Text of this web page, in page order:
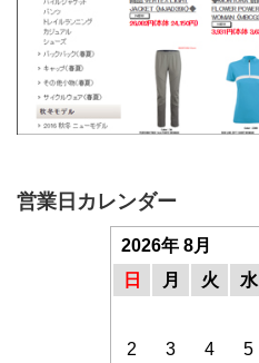
営業日カレンダー
2026年 8月
日
月 火 水
2
3 4 5